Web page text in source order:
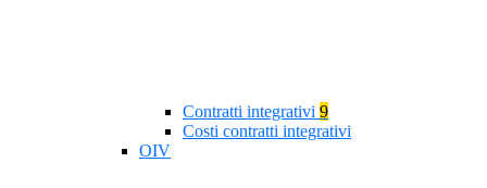
Contratti integrativi 9
Costi contratti integrativi
OIV